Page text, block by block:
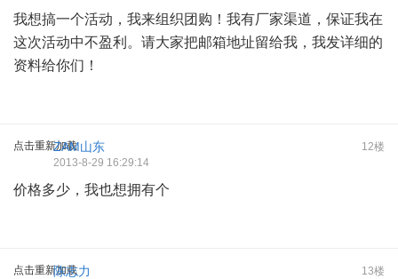
我想搞一个活动，我来组织团购！我有厂家渠道，保证我在
这次活动中不盈利。请大家把邮箱地址留给我，我发详细的
资料给你们！
点击重新加载 12楼
ZAM山东
2013-8-29 16:29:14
价格多少，我也想拥有个
点击重新加载 13楼
陈志力